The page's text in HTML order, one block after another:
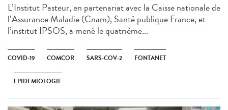
L’Institut Pasteur, en partenariat avec la Caisse nationale de
l’Assurance Maladie (Cnam), Santé publique France, et
l’institut IPSOS, a mené le quatrième...
COVID-19 COMCOR SARS-COV-2 FONTANET
EPIDEMIOLOGIE